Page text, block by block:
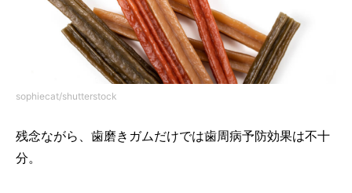
sophiecat/shutterstock
残念ながら、歯磨きガムだけでは歯周病予防効果は不十
分。